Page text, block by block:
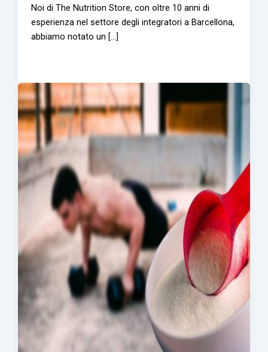
Noi di The Nutrition Store, con oltre 10 anni di
esperienza nel settore degli integratori a Barcellona,
abbiamo notato un [...]